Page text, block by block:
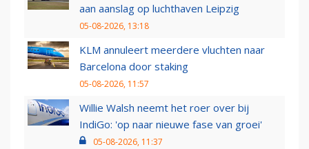
aan aanslag op luchthaven Leipzig
05-08-2026, 13:18
KLM annuleert meerdere vluchten naar
Barcelona door staking
05-08-2026, 11:57
Willie Walsh neemt het roer over bij
IndiGo: 'op naar nieuwe fase van groei'
05-08-2026, 11:37